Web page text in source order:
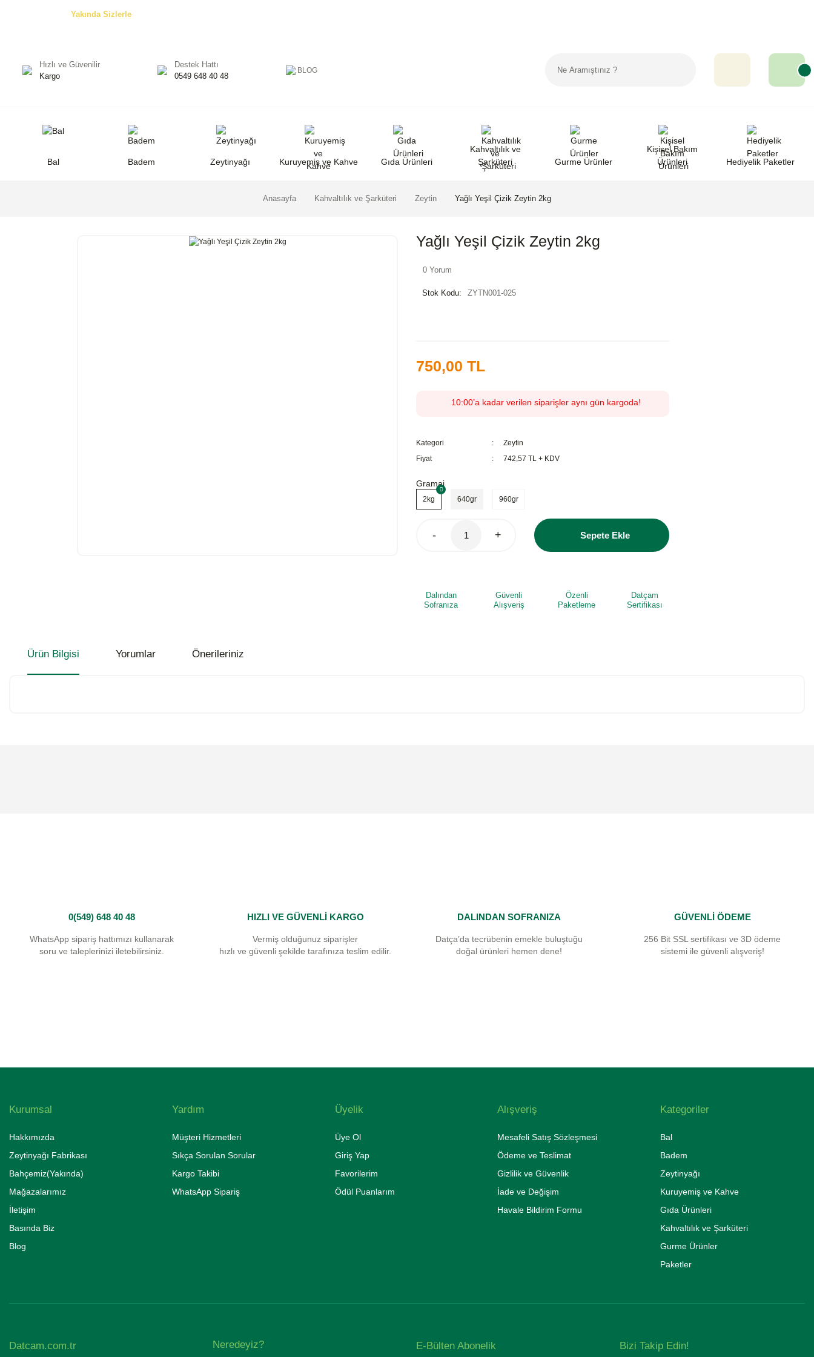
Yakında Sizlerle
Hızlı ve Güvenilir
Kargo
Destek Hattı
0549 648 40 48
BLOG
Bal Badem Zeytinyağı Kuruyemiş ve Kahve Gıda Ürünleri
Kahvaltılık ve
Şarküteri
Gurme Ürünler
Kişisel Bakım
Ürünleri
Hediyelik Paketler
Anasayfa Kahvaltılık ve Şarküteri Zeytin Yağlı Yeşil Çizik Zeytin 2kg
Yağlı Yeşil Çizik Zeytin 2kg
0 Yorum
Stok Kodu: ZYTN001-025
750,00 TL
10:00’a kadar verilen siparişler aynı gün kargoda!
Kategori
Zeytin
Fiyat
742,57 TL + KDV
Gramaj
2kg 640gr 960gr
- + Sepete Ekle
Dalından
Sofranıza
Güvenli
Alışveriş
Özenli
Paketleme
Datçam
Sertifikası
Ürün Bilgisi Yorumlar Önerileriniz
0(549) 648 40 48
WhatsApp sipariş hattımızı kullanarak
soru ve taleplerinizi iletebilirsiniz.
HIZLI VE GÜVENLİ KARGO
Vermiş olduğunuz siparişler
hızlı ve güvenli şekilde tarafınıza teslim edilir.
DALINDAN SOFRANIZA
Datça’da tecrübenin emekle buluştuğu
doğal ürünleri hemen dene!
GÜVENLİ ÖDEME
256 Bit SSL sertifikası ve 3D ödeme
sistemi ile güvenli alışveriş!
Kurumsal
Hakkımızda
Zeytinyağı Fabrikası
Bahçemiz(Yakında)
Mağazalarımız
İletişim
Basında Biz
Blog
Yardım
Müşteri Hizmetleri
Sıkça Sorulan Sorular
Kargo Takibi
WhatsApp Sipariş
Üyelik
Üye Ol
Giriş Yap
Favorilerim
Ödül Puanlarım
Alışveriş
Mesafeli Satış Sözleşmesi
Ödeme ve Teslimat
Gizlilik ve Güvenlik
İade ve Değişim
Havale Bildirim Formu
Kategoriler
Bal
Badem
Zeytinyağı
Kuruyemiş ve Kahve
Gıda Ürünleri
Kahvaltılık ve Şarküteri
Gurme Ürünler
Paketler
Datcam.com.tr Neredeyiz? E-Bülten Abonelik Bizi Takip Edin!